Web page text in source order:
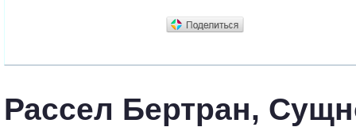
Рассел Бертран,